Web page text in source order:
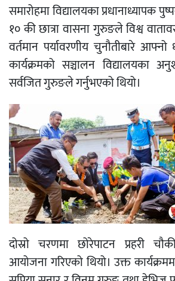
समारोहमा विद्यालयका प्रधानाध्यापक
१० की छात्रा वासना गुरुङले विश्व
वर्तमान पर्यावरणीय चुनौतीबारे
कार्यक्रमको सञ्चालन विद्यालयका
सर्वजित गुरुङले गर्नुभएको थियो।
दोस्रो चरणमा छोरेपाटन प्रहरी
आयोजना गरिएको थियो। उक्त